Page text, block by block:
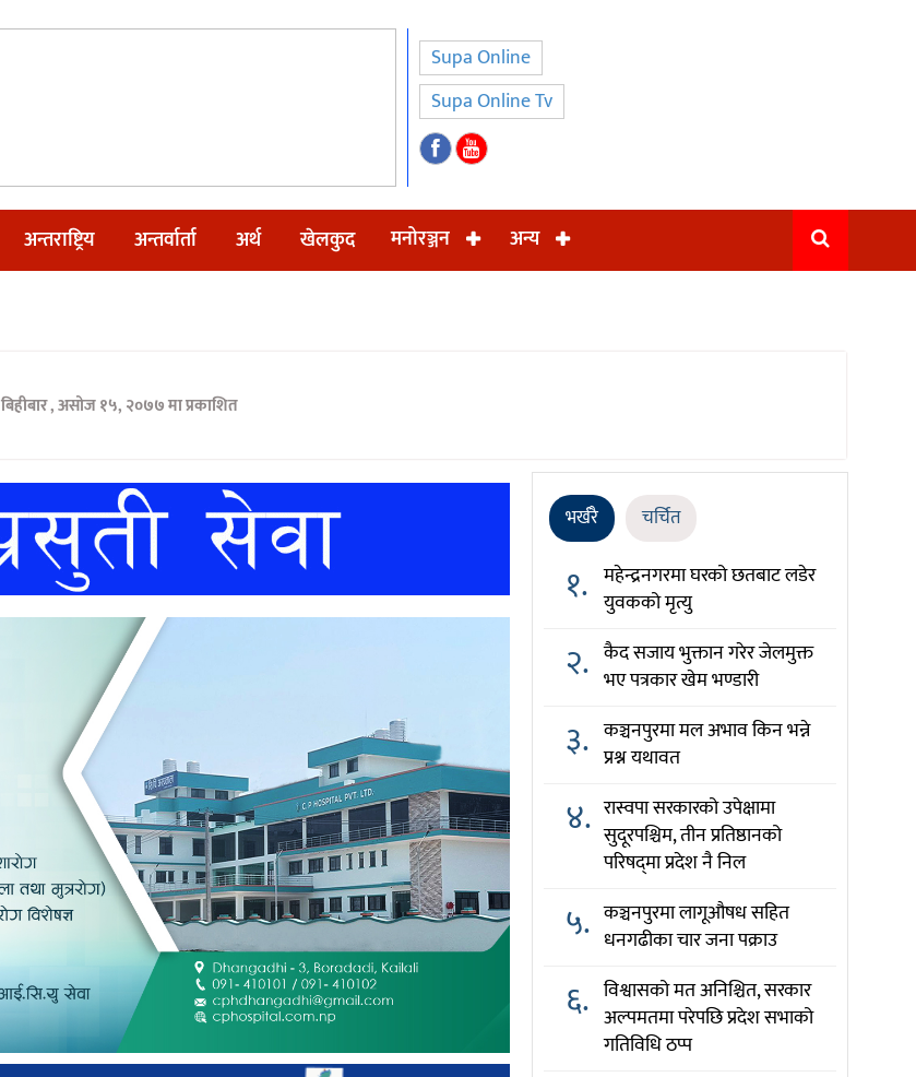
Supa Online
Supa Online Tv
अन्तराष्ट्रिय अन्तर्वार्ता अर्थ खेलकुद मनोरञ्जन अन्य
बिहीबार , असोज १५, २०७७ मा प्रकाशित
भर्खरै चर्चित
१. महेन्द्रनगरमा घरको छतबाट लडेर
युवकको मृत्यु
२. कैद सजाय भुक्तान गरेर जेलमुक्त
भए पत्रकार खेम भण्डारी
३. कञ्चनपुरमा मल अभाव किन भन्ने
प्रश्न यथावत
४. रास्वपा सरकारको उपेक्षामा
सुदूरपश्चिम, तीन प्रतिष्ठानको
परिषद्‌मा प्रदेश नै निल
५. कञ्चनपुरमा लागूऔषध सहित
धनगढीका चार जना पक्राउ
६. विश्वासको मत अनिश्चित, सरकार
अल्पमतमा परेपछि प्रदेश सभाको
गतिविधि ठप्प